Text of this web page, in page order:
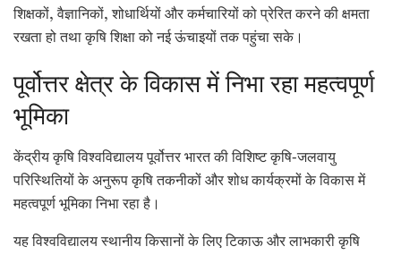
शिक्षकों, वैज्ञानिकों, शोधार्थियों और कर्मचारियों को प्रेरित करने की क्षमता
रखता हो तथा कृषि शिक्षा को नई ऊंचाइयों तक पहुंचा सके।
पूर्वोत्तर क्षेत्र के विकास में निभा रहा महत्वपूर्ण
भूमिका
केंद्रीय कृषि विश्वविद्यालय पूर्वोत्तर भारत की विशिष्ट कृषि-जलवायु
परिस्थितियों के अनुरूप कृषि तकनीकों और शोध कार्यक्रमों के विकास में
महत्वपूर्ण भूमिका निभा रहा है।
यह विश्वविद्यालय स्थानीय किसानों के लिए टिकाऊ और लाभकारी कृषि